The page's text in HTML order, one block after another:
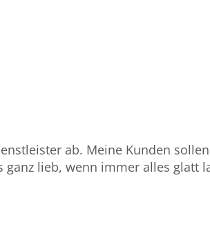
ab. Meine Kunden
lieb, wenn immer alles glatt